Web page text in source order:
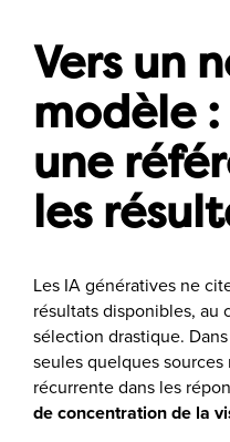
Vers un
modèle
une
les
Les IA génératives ne
résultats disponibles, au
sélection drastique.
seules quelques
récurrente dans les
de concentration de la